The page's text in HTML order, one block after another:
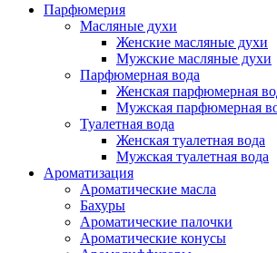
Парфюмерия
Масляные духи
Женские масляные духи
Мужские масляные духи
Парфюмерная вода
Женская парфюмерная
Мужская парфюмерная
Туалетная вода
Женская туалетная вода
Мужская туалетная вода
Ароматизация
Ароматические масла
Бахуры
Ароматические палочки
Ароматические конусы